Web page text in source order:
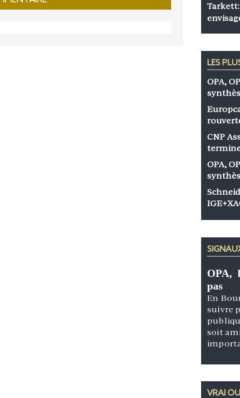
LES
OPA,
CNP
termine
OPA,
OPA,
pas
En
suivre
soit
VRAI